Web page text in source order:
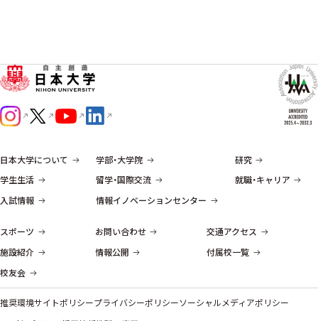
日本大学について 学部・大学院
研究
学生生活
留学・国際交流
就職・キャリア
入試情報
情報イノベーションセンター
スポーツ お問い合わせ
交通アクセス
施設紹介
情報公開
付属校一覧
校友会
推奨環境サイトポリシープライバシーポリシーソーシャルメディアポリシー